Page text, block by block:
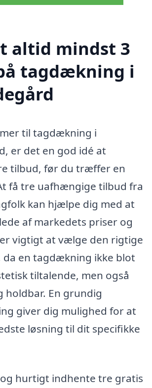
altid mindst 3
tagdækning i
til tagdækning i
er det en god idé at
tilbud, før du træffer en
få tre uafhængige tilbud fra
kan hjælpe dig med at
af markedets priser og
vigtigt at vælge den rigtige
en tagdækning ikke blot
tiltalende, men også
holdbar. En grundig
giver dig mulighed for at
løsning til dit specifikke
hurtigt indhente tre gratis